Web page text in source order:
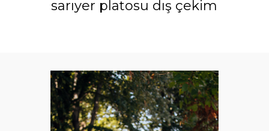
sarıyer platosu dış çekim